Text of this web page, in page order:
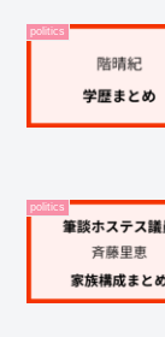
politics
politics